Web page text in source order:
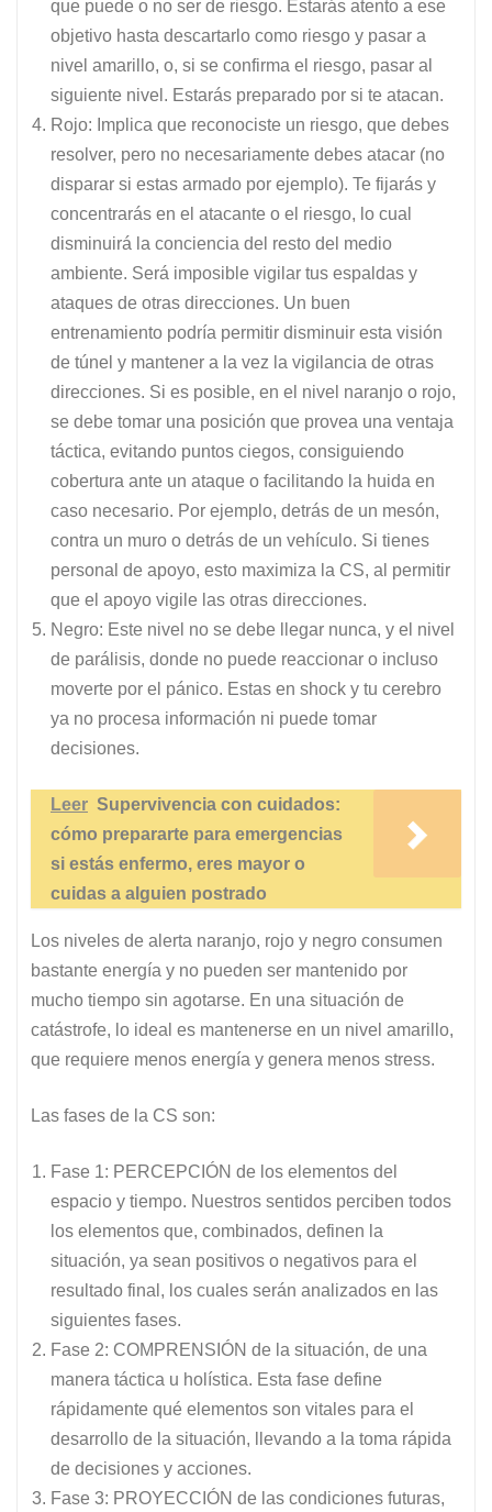
que puede o no ser de riesgo. Estarás atento a ese
objetivo hasta descartarlo como riesgo y pasar a
nivel amarillo, o, si se confirma el riesgo, pasar al
siguiente nivel. Estarás preparado por si te atacan.
Rojo: Implica que reconociste un riesgo, que debes
resolver, pero no necesariamente debes atacar (no
disparar si estas armado por ejemplo). Te fijarás y
concentrarás en el atacante o el riesgo, lo cual
disminuirá la conciencia del resto del medio
ambiente. Será imposible vigilar tus espaldas y
ataques de otras direcciones. Un buen
entrenamiento podría permitir disminuir esta visión
de túnel y mantener a la vez la vigilancia de otras
direcciones. Si es posible, en el nivel naranjo o rojo,
se debe tomar una posición que provea una ventaja
táctica, evitando puntos ciegos, consiguiendo
cobertura ante un ataque o facilitando la huida en
caso necesario. Por ejemplo, detrás de un mesón,
contra un muro o detrás de un vehículo. Si tienes
personal de apoyo, esto maximiza la CS, al permitir
que el apoyo vigile las otras direcciones.
Negro: Este nivel no se debe llegar nunca, y el nivel
de parálisis, donde no puede reaccionar o incluso
moverte por el pánico. Estas en shock y tu cerebro
ya no procesa información ni puede tomar
decisiones.
Leer Supervivencia con cuidados:
cómo prepararte para emergencias
si estás enfermo, eres mayor o
cuidas a alguien postrado
Los niveles de alerta naranjo, rojo y negro consumen
bastante energía y no pueden ser mantenido por
mucho tiempo sin agotarse. En una situación de
catástrofe, lo ideal es mantenerse en un nivel amarillo,
que requiere menos energía y genera menos stress.
Las fases de la CS son:
Fase 1: PERCEPCIÓN de los elementos del
espacio y tiempo. Nuestros sentidos perciben todos
los elementos que, combinados, definen la
situación, ya sean positivos o negativos para el
resultado final, los cuales serán analizados en las
siguientes fases.
Fase 2: COMPRENSIÓN de la situación, de una
manera táctica u holística. Esta fase define
rápidamente qué elementos son vitales para el
desarrollo de la situación, llevando a la toma rápida
de decisiones y acciones.
Fase 3: PROYECCIÓN de las condiciones futuras,